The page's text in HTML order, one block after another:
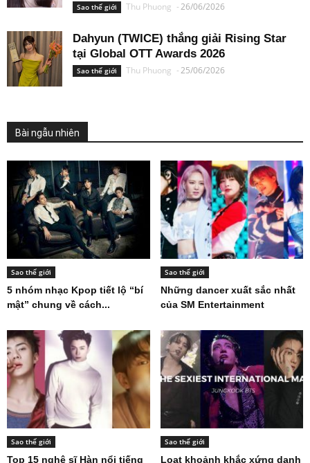
Sao thế giới Thu Phuong -26/06/2026
Dahyun (TWICE) thắng giải Rising Star
tại Global OTT Awards 2026
Sao thế giới Thu Phuong -25/06/2026
Bài ngẫu nhiên
Sao thế giới
5 nhóm nhạc Kpop tiết lộ “bí
mật” chung về cách...
Sao thế giới
Những dancer xuất sắc nhất
của SM Entertainment
Sao thế giới
Top 15 nghệ sĩ Hàn nổi tiếng
Sao thế giới
Loạt khoảnh khắc xứng danh